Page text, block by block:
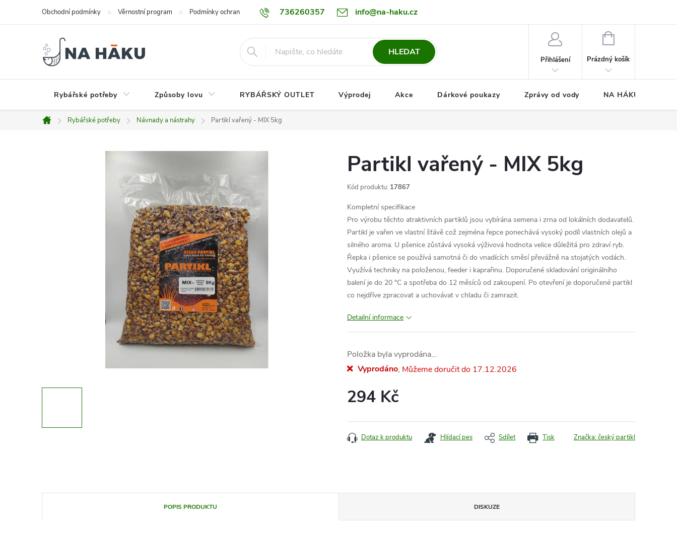
736260357 info@na-haku.cz
Obchodní podmínky Věrnostní program Podmínky ochrany osobních údajů Dopravy
HLEDAT
Přihlášení
NÁKUPNÍ
Prázdný košík
Rybářské potřeby Způsoby lovu RYBÁŘSKÝ OUTLET Výprodej Akce Dárkové poukazy Zprávy od vody NA HÁKU CUP
Domů
Rybářské potřeby Návnady a nástrahy Partikl vařený - MIX 5kg
Partikl vařený - MIX 5kg
Kód produktu: 17867
Kompletní specifikace
Pro výrobu těchto atraktivních partiklů jsou vybírána semena i zrna od lokálních dodavatelů.
Partikl je vařen ve vlastní šťávě což zejména řepce ponechává vysoký podíl vlastních olejů a
silného aroma. U pšenice zůstává vysoká výživová hodnota velice důležitá pro zdraví ryb.
Řepka i pšenice se používá samotná či do vnadících směsí převážně na stojatých vodách.
Využívá techniky na položenou, feeder i kaprařinu. Doporučené skladování originálního
balení je do 20 °C a spotřeba do 12 měsíců od zakoupení. Po otevření je doporučené partikl
co nejdříve zpracovat a uchovávat v chladu či zamrazit.
Detailní informace
Položka byla vyprodána…
Vyprodáno
17.12.2026
294 Kč
cena:
Tisk
Dotaz k produktu Hlídací pes Sdílet Značka:český partikl
POPIS PRODUKTU DISKUZE